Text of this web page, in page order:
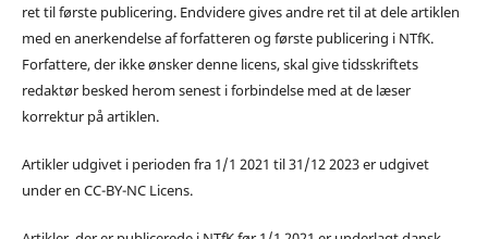
ret til første publicering. Endvidere gives andre ret til at dele artiklen
med en anerkendelse af forfatteren og første publicering i NTfK.
Forfattere, der ikke ønsker denne licens, skal give tidsskriftets
redaktør besked herom senest i forbindelse med at de læser
korrektur på artiklen.
Artikler udgivet i perioden fra 1/1 2021 til 31/12 2023 er udgivet
under en CC-BY-NC Licens.